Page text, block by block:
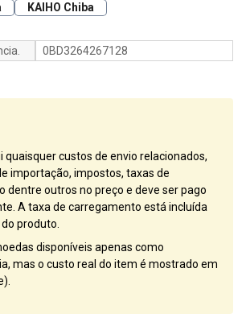
KAIHO Chiba
0BD3264267128
quaisquer custos de envio relacionados,
importação, impostos, taxas de
dentre outros no preço e deve ser pago
A taxa de carregamento está incluída
produto.
disponíveis apenas como
mas o custo real do item é mostrado em